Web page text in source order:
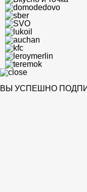
ВЫ УСПЕШНО